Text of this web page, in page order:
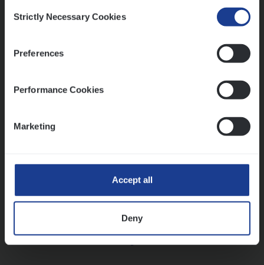
Selection
Strictly Necessary Cookies
Preferences
Performance Cookies
Marketing
Accept all
Deny
Vorige Volgende
Mathias houdt van diepgaande dossiers én droge
Thalia zoekt graag oplossingen, in games én op het
Ons sollicitatieproces